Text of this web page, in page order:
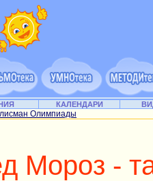
КАЛЕНДАРИ
Олимпиады
Мороз -